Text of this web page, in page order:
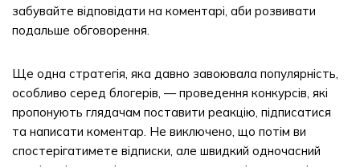
забувайте відповідати на коментарі, аби розвивати
подальше обговорення.
Ще одна стратегія, яка давно завоювала популярність,
особливо серед блогерів, — проведення конкурсів, які
пропонують глядачам поставити реакцію, підписатися
та написати коментар. Не виключено, що потім ви
спостерігатимете відписки, але швидкий одночасний